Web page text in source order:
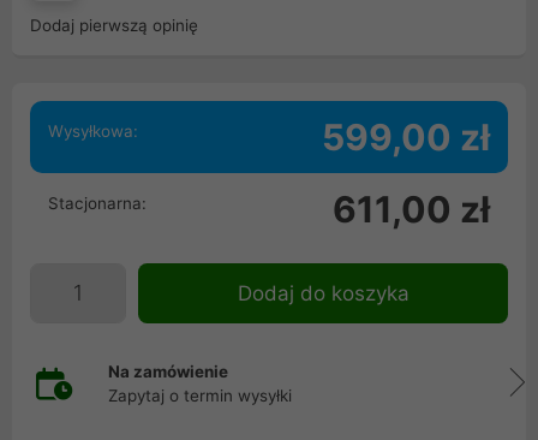
Dodaj pierwszą opinię
Wysyłkowa: 599,00 zł
Stacjonarna: 611,00 zł
Dodaj do koszyka
Na zamówienie
Zapytaj o termin wysyłki